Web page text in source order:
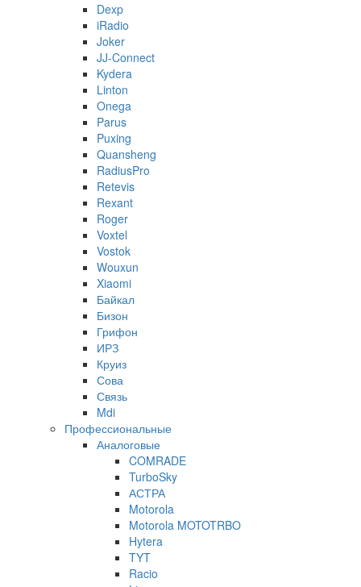
Dexp
iRadio
Joker
JJ-Connect
Kydera
Linton
Onega
Parus
Puxing
Quansheng
RadiusPro
Retevis
Rexant
Roger
Voxtel
Vostok
Wouxun
Xiaomi
Байкал
Бизон
Грифон
ИРЗ
Круиз
Сова
Связь
Mdi
Профессиональные
Аналоговые
COMRADE
TurboSky
АСТРА
Motorola
Motorola MOTOTRBO
Hytera
TYT
Racio